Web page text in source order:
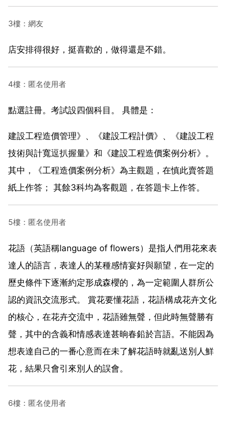
3樓：網友
店安排得很好，挺喜歡的，做得還是不錯。
4樓：匿名使用者
點選註冊。考試設四個科目。 具體是：
建設工程造價管理》、《建設工程計價》、《建設工程
技術與計寬逗扒握量》和《建設工程造價案例分析》。
其中，《工程造價案例分析》為主觀題，在慎此賣答題
紙上作答； 其餘3科均為客觀題，在答題卡上作答。
5樓：匿名使用者
花語（英語稱language of flowers）是指人們用花來表
達人的語言，表達人的某種感情宴好與願望，在一定的
歷史條件下逐漸約定形成森櫻的，為一定範圍人群所公
認的資訊交流形式。 賞花要懂花語，花語構成花卉文化
的核心，在花卉交流中，花語雖無聲，但此時無聲勝有
聲，其中的含義和情感表達甚晌春鉛於言語。不能因為
想表達自己的一番心意而在未了解花語時就亂送別人鮮
花，結果只會引來別人的誤會。
6樓：匿名使用者